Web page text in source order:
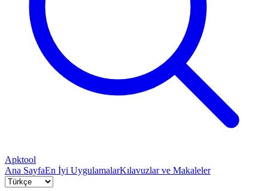
Apktool
Ana SayfaEn İyi UygulamalarKılavuzlar ve Makaleler